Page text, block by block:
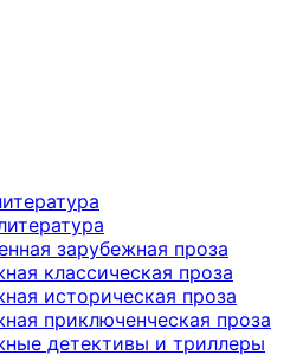
зарубежная проза
классическая проза
историческая проза
приключенческая проза
детективы и триллеры